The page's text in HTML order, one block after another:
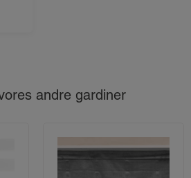
andre gardiner